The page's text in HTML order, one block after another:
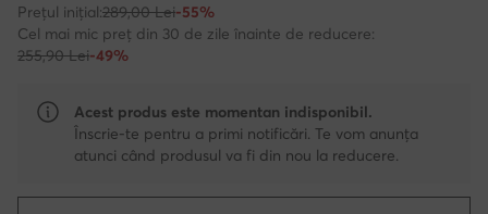
Prețul inițial:289,00 Lei-55%
Cel mai mic preț din 30 de zile înainte de reducere:
255,90 Lei-49%
Acest produs este momentan indisponibil.
Înscrie-te pentru a primi notificări. Te vom anunța
atunci când produsul va fi din nou la reducere.